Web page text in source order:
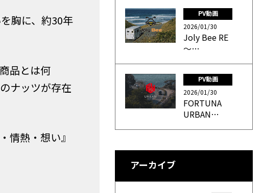
胸に、約30年
品とは何
ナッツが存在
情熱・想い』
PV動画
2026/01/30
Joly Bee RE
～…
PV動画
2026/01/30
FORTUNA
URBAN…
アーカイブ